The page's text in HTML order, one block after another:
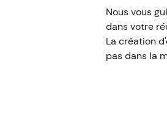
Nous vous
dans votre
La création
pas dans la